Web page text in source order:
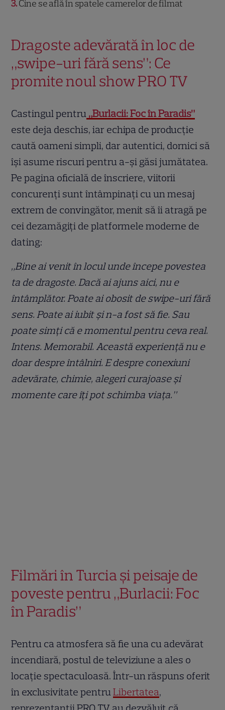
3 Cine se află în spatele camerelor de filmat
Dragoste adevărată în loc de
„swipe-uri fără sens”: Ce
promite noul show PRO TV
Castingul pentru „Burlacii: Foc în Paradis”
este deja deschis, iar echipa de producție
caută oameni simpli, dar autentici, dornici să
își asume riscuri pentru a-și găsi jumătatea.
Pe pagina oficială de înscriere, viitorii
concurenți sunt întâmpinați cu un mesaj
extrem de convingător, menit să îi atragă pe
cei dezamăgiți de platformele moderne de
dating:
„Bine ai venit în locul unde începe povestea
ta de dragoste. Dacă ai ajuns aici, nu e
întâmplător. Poate ai obosit de swipe-uri fără
sens. Poate ai iubit și n-a fost să fie. Sau
poate simți că e momentul pentru ceva real.
Intens. Memorabil. Această experiență nu e
doar despre întâlniri. E despre conexiuni
adevărate, chimie, alegeri curajoase și
momente care îți pot schimba viața.”
Filmări în Turcia și peisaje de
poveste pentru „Burlacii: Foc
în Paradis”
Pentru ca atmosfera să fie una cu adevărat
incendiară, postul de televiziune a ales o
locație spectaculoasă. Într-un răspuns oferit
în exclusivitate pentruLibertatea,